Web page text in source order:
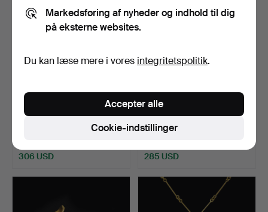
STAFFAN SANDBERG.
RING, „HAVANEMONE“.
Opnåede hammerslag 30 nov
306 USD
STAFFAN SANDBERG.
RING, „HAVANEMONE“.
Opnåede hammerslag 30 nov
2025
285 USD
Markedsføring af nyheder og indhold til dig
på eksterne websites.
Du kan læse mere i vores integritetspolitik.
Cookie-indstillinger
Accepter alle